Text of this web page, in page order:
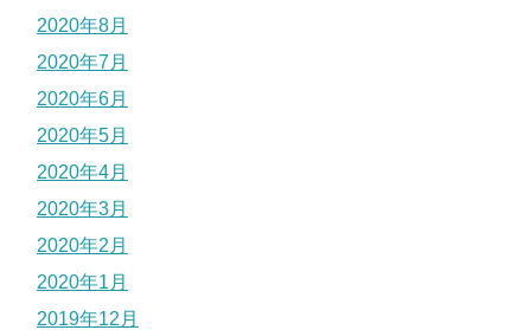
2020年8月
2020年7月
2020年6月
2020年5月
2020年4月
2020年3月
2020年2月
2020年1月
2019年12月